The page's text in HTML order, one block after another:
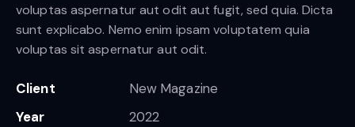
voluptas aspernatur aut odit aut fugit, sed quia. Dicta
sunt explicabo. Nemo enim ipsam voluptatem quia
voluptas sit aspernatur aut odit.
Client
New Magazine
Year
2022